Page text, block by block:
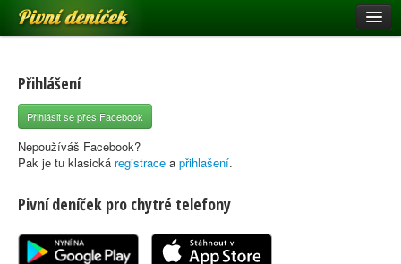
Pivní deníček
Pivní mapa
Pivní značky
Nápověda
Registrace
Přihlášení
Přihlásit se přes Facebook
Nepoužíváš Facebook?
Pak je tu klasická registrace a přihlašení.
Pivní deníček pro chytré telefony